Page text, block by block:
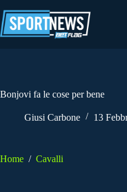
al
contenuto
Bonjovi fa le cose per bene
Giusi Carbone 13
Home / Cavalli